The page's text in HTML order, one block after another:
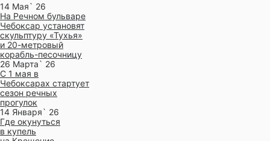
14 Мая` 26
На Речном бульваре
Чебоксар установят
скульптуру «Тухья»
и 20-метровый
корабль-песочницу
26 Марта` 26
С 1 мая в
Чебоксарах стартует
сезон речных
прогулок
14 Января` 26
Где окунуться
в купель